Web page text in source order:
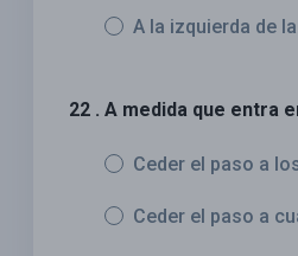
A la izquierda de
22 . A medida que entra
Ceder el paso a
Ceder el paso a